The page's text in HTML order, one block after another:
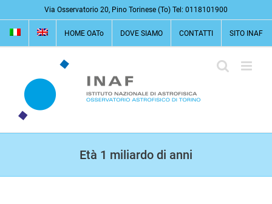
al
contenuto
Via Osservatorio 20, Pino Torinese (To) Tel: 0118101900
HOME OATo DOVE SIAMO CONTATTI SITO INAF
Età 1 miliardo di anni